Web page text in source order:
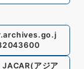
JACAR(アジア